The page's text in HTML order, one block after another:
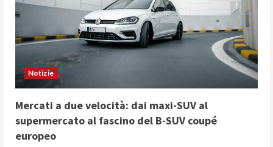
Notizie
Mercati a due velocità: dai maxi-SUV al
supermercato al fascino del B-SUV coupé
europeo